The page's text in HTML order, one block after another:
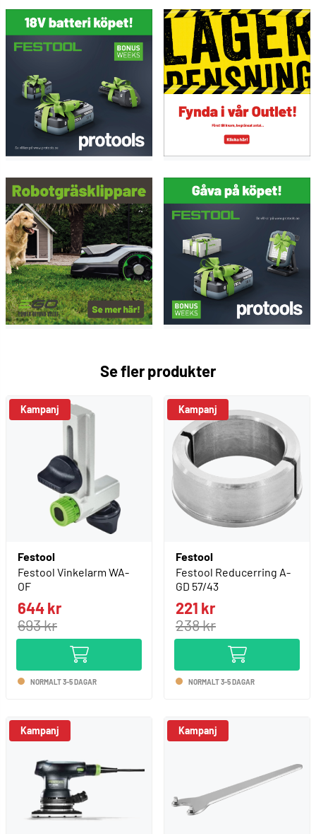
Se fler produkter
Kampanj
Festool
Festool Vinkelarm WA-
OF
644 kr
693 kr
NORMALT 3-5 DAGAR
Kampanj
Festool
Festool Reducerring A-
GD 57/43
221 kr
238 kr
NORMALT 3-5 DAGAR
Kampanj Kampanj